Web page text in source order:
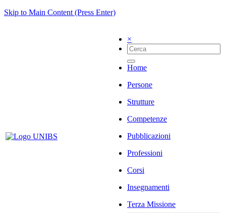
Skip to Main Content (Press Enter)
×
Home
Persone
Strutture
Competenze
Pubblicazioni
Professioni
Corsi
Insegnamenti
Terza Missione